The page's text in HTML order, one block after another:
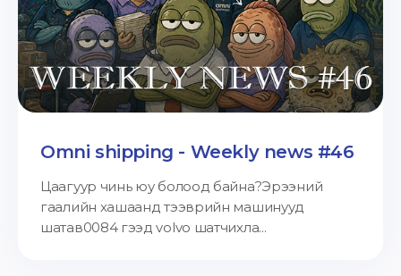
Omni shipping - Weekly news #46
Цаагуур чинь юу болоод байна?Эрээний
гаалийн хашаанд тээврийн машинууд
шатав0084 гээд volvo шатчихла...